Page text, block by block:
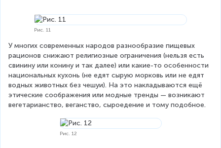
Рис. 11
У многих современных народов разнообразие пищевых
рационов снижают религиозные ограничения (нельзя есть
свинину или конину и так далее) или какие-то особенности
национальных кухонь (не едят сырую морковь или не едят
водных животных без чешуи). На это накладываются ещё
этические соображения или модные тренды — возникают
вегетарианство, веганство, сыроедение и тому подобное.
Рис. 12